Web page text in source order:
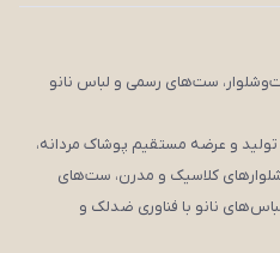
ست‌های رسمی و لباس نانو
کلاسیک و مدرن، ست‌های
نانو با فناوری ضدلک و